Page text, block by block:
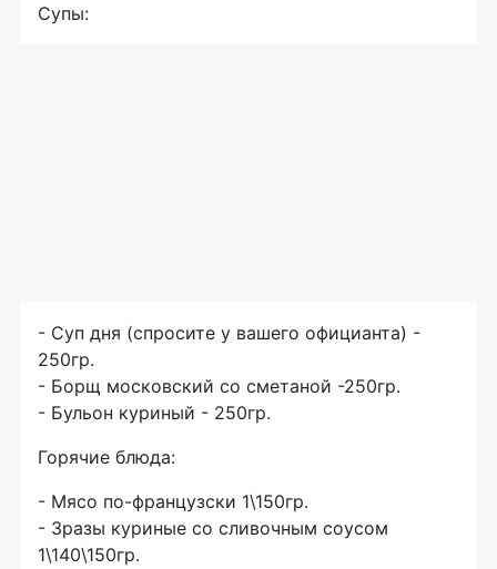
Супы:
- Суп дня (спросите у вашего официанта) -
250гр.
- Борщ московский со сметаной -250гр.
- Бульон куриный - 250гр.
Горячие блюда:
- Мясо по-французски 1\150гр.
- Зразы куриные со сливочным соусом
1\140\150гр.